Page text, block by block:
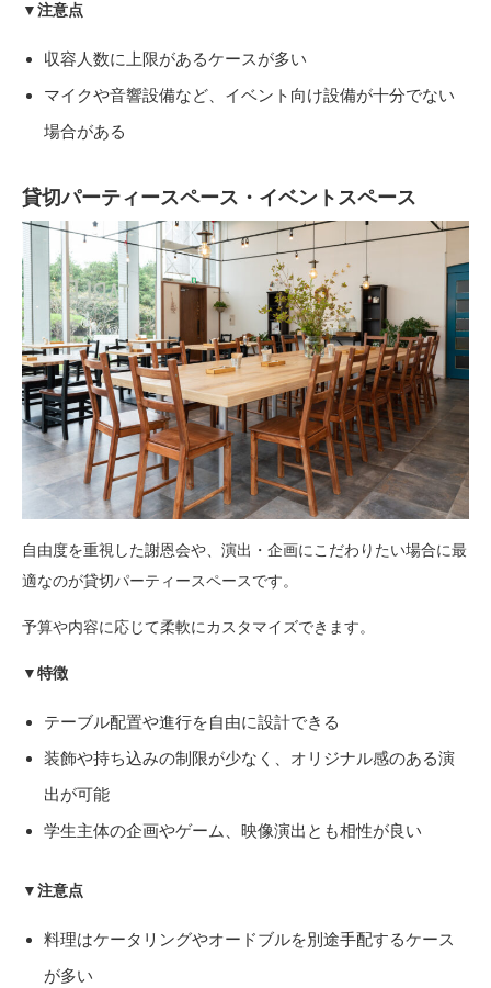
▼注意点
収容人数に上限があるケースが多い
マイクや音響設備など、イベント向け設備が十分でない
場合がある
貸切パーティースペース・イベントスペース
自由度を重視した謝恩会や、演出・企画にこだわりたい場合に最
適なのが貸切パーティースペースです。
予算や内容に応じて柔軟にカスタマイズできます。
▼特徴
テーブル配置や進行を自由に設計できる
装飾や持ち込みの制限が少なく、オリジナル感のある演
出が可能
学生主体の企画やゲーム、映像演出とも相性が良い
▼注意点
料理はケータリングやオードブルを別途手配するケース
が多い